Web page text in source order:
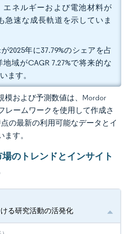
エネルギーおよび電池材料が
急速な成長軌道を示していま
2025年に37.79%のシェアを占
域がCAGR 7.27%で将来的な
ます。
模および予測数値は、Mordor
レームワークを使用して作成さ
の最新の利用可能なデータとイ
す。
のトレンドとインサイト
る研究活動の活発化